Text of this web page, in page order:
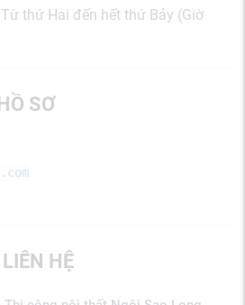
thứ Hai đến hết thứ Bảy (Giờ
SƠ
HỆ